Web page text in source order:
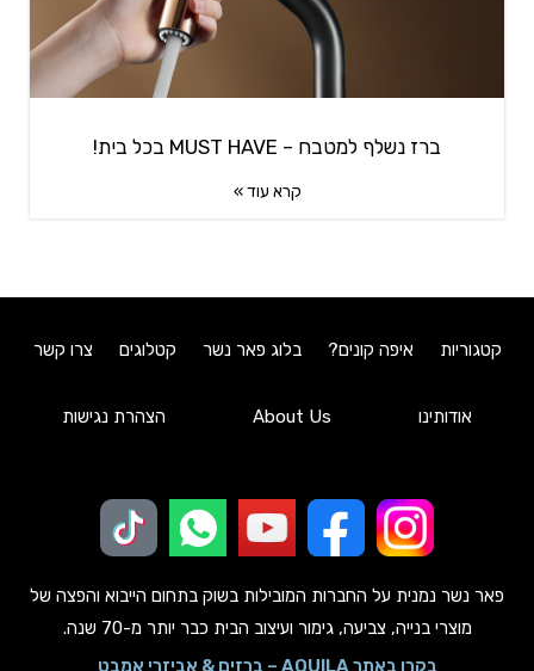
ברז נשלף למטבח – MUST HAVE בכל בית!
קרא עוד »
קטגוריות איפה קונים? בלוג פאר נשר קטלוגים צרו קשר
אודותינו About Us הצהרת נגישות
פאר נשר נמנית על החברות המובילות בשוק בתחום הייבוא והפצה של
מוצרי בנייה, צביעה, גימור ועיצוב הבית כבר יותר מ-70 שנה.
בקרו באתר AQUILA – ברזים & אביזרי אמבט